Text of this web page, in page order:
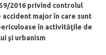
2016 privind controlul
major în care sunt
în activităţile de
şi urbanism